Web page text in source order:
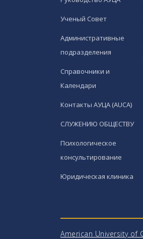
Ученый Совет
Административные
подразделения
Справочники и
Календари
Контакты АУЦА (AUCA)
СЛУЖЕНИЮ ОБЩЕСТВУ
Психологическое
консультирование
Юридическая клиника
American University of